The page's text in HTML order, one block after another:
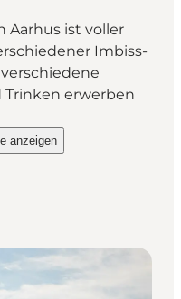
Aarhus ist voller
Imbiss-
Trinken erwerben
- Meeresschwimmbad
anzeigen- Meeresschwimmbad in